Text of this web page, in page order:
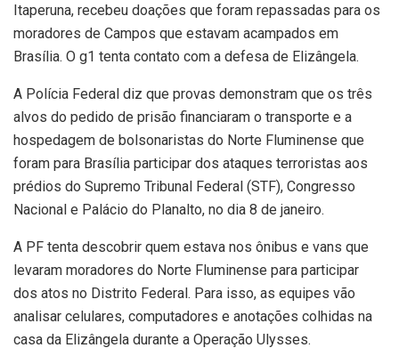
Itaperuna, recebeu doações que foram repassadas para os
moradores de Campos que estavam acampados em
Brasília. O g1 tenta contato com a defesa de Elizângela.
A Polícia Federal diz que provas demonstram que os três
alvos do pedido de prisão financiaram o transporte e a
hospedagem de bolsonaristas do Norte Fluminense que
foram para Brasília participar dos ataques terroristas aos
prédios do Supremo Tribunal Federal (STF), Congresso
Nacional e Palácio do Planalto, no dia 8 de janeiro.
A PF tenta descobrir quem estava nos ônibus e vans que
levaram moradores do Norte Fluminense para participar
dos atos no Distrito Federal. Para isso, as equipes vão
analisar celulares, computadores e anotações colhidas na
casa da Elizângela durante a Operação Ulysses.